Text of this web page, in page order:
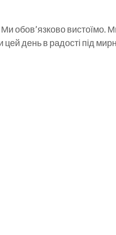
Ми обов’язково вистоїмо.
день в радості під